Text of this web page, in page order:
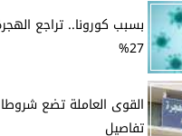
بسبب كورونا.. تراجع
27%
القوى العاملة تضع شروطا
تفاصيل